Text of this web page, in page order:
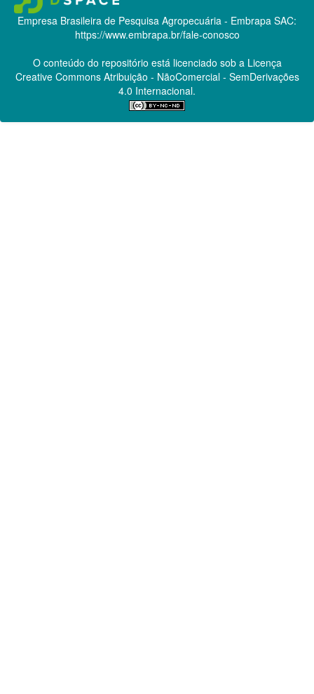
Empresa Brasileira de Pesquisa Agropecuária - Embrapa SAC:
https://www.embrapa.br/fale-conosco
O conteúdo do repositório está licenciado sob a Licença
Creative CommonsAtribuição - NãoComercial - SemDerivações
4.0 Internacional.